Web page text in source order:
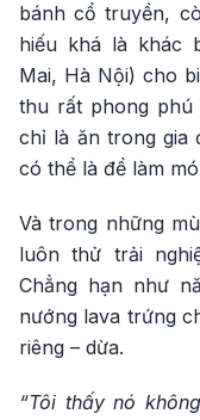
bánh cổ truyền,
hiếu khá là khác
Mai, Hà Nội) cho
thu rất phong
chỉ là ăn trong gia
có thể là để làm
Và trong những
luôn thử trải
Chẳng hạn như
nướng lava trứng
riêng – dừa.
“Tôi thấy nó